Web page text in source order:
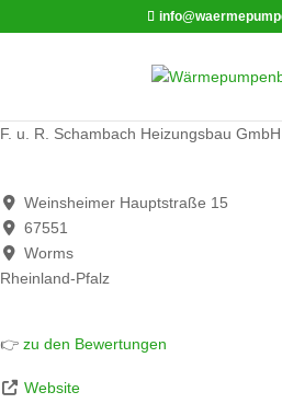
F. u. R. Schambach Heizungsbau GmbH
Weinsheimer Hauptstraße 15
67551
Worms
Rheinland-Pfalz
👉 zu den Bewertungen
Website